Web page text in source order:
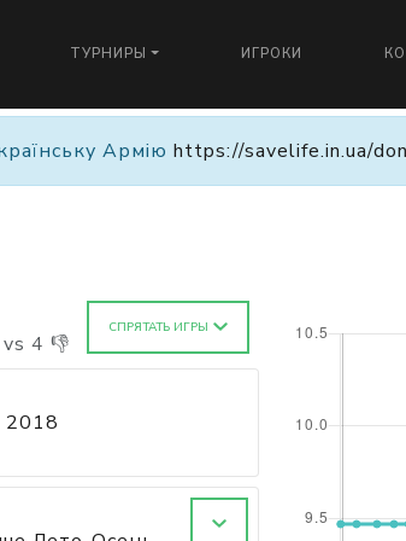
ТУРНИРЫ ИГРОКИ
Армію https://savelife.in.ua/
4 👎
СПРЯТАТЬ ИГРЫ
2018